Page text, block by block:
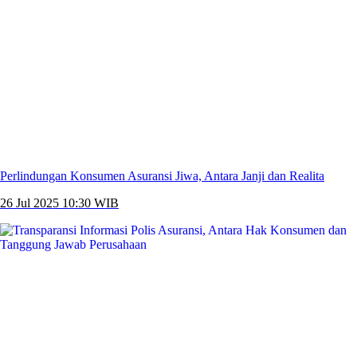
Perlindungan Konsumen Asuransi Jiwa, Antara Janji dan Realita
26 Jul 2025 10:30 WIB